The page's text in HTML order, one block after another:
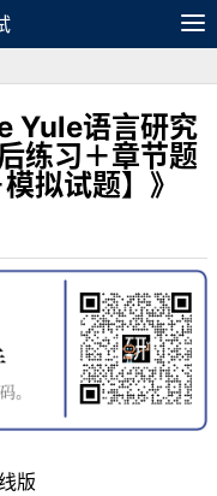
Yule语言研究
练习＋章节题
拟试题】》
版